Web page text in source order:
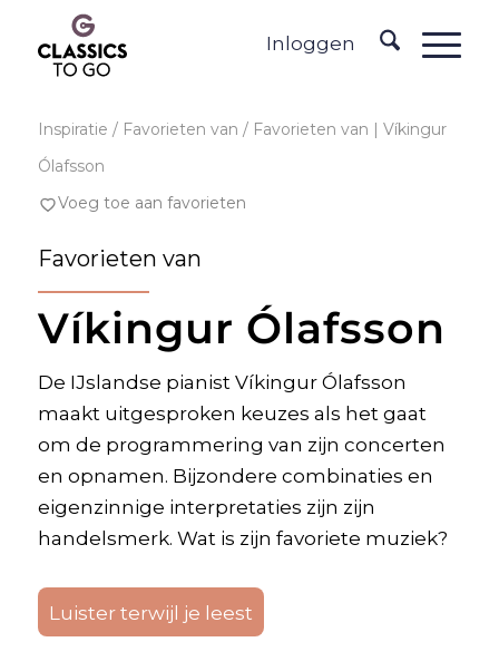
Inloggen
Inspiratie / Favorieten van / Favorieten van | Víkingur
Ólafsson
Voeg toe aan favorieten
Favorieten van
Víkingur Ólafsson
De IJslandse pianist Víkingur Ólafsson
maakt uitgesproken keuzes als het gaat
om de programmering van zijn concerten
en opnamen. Bijzondere combinaties en
eigenzinnige interpretaties zijn zijn
handelsmerk. Wat is zijn favoriete muziek?
Luister terwijl je leest